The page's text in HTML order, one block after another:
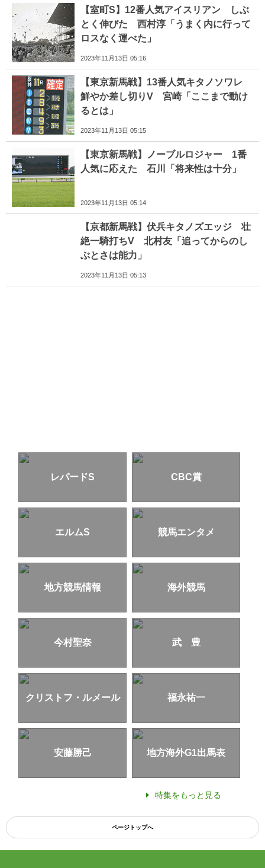
【室町S】12番人気アイスリアン しぶ
とく伸びた 西村淳「うまく内に行って
ロスなく運べた」
2023年11月13日 05:16
【東京新馬戦】13番人気キタノソワレ
鮮やか差し切りV 宮崎「ここまで動け
るとは」
2023年11月13日 05:15
【東京新馬戦】ノーブルロジャー 1番
人気に応えた 石川「将来性は十分」
2023年11月13日 05:14
【京都新馬戦】伏兵キタノズエッジ 壮
絶一騎打ちV 北村友「追ってからのし
ぶとさは能力」
2023年11月13日 05:13
レパードS CBC賞
エルムS 競馬エンタメ
地方競馬情報 海外競馬
今村聖奈 武 豊
クリストフ・ルメール 福永祐一
安藤勝己 地方海外G1出馬表
特集をもっと見る
ページトップへ